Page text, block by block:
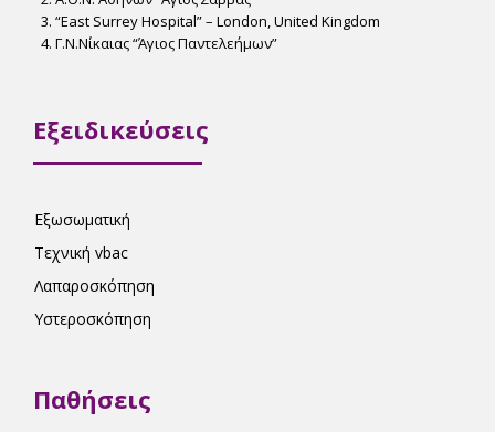
“East Surrey Hospital” – London, United Kingdom
Γ.Ν.Νίκαιας “Άγιος Παντελεήμων”
Εξειδικεύσεις
Εξωσωματική
Τεχνική vbac
Λαπαροσκόπηση
Υστεροσκόπηση
Παθήσεις